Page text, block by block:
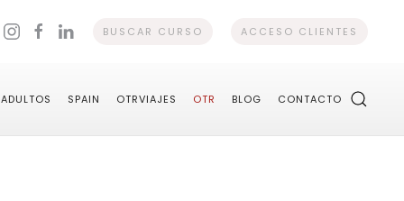
BUSCAR CURSO ACCESO CLIENTES
ADULTOS SPAIN OTRVIAJES OTR BLOG CONTACTO